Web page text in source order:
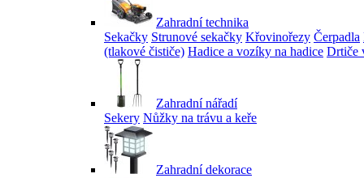
Zahradní technika
Sekačky Strunové sekačky Křovinořezy Čerpadla
(tlakové čističe) Hadice a vozíky na hadice Drtiče
Zahradní nářadí
Sekery Nůžky na trávu a keře
Zahradní dekorace